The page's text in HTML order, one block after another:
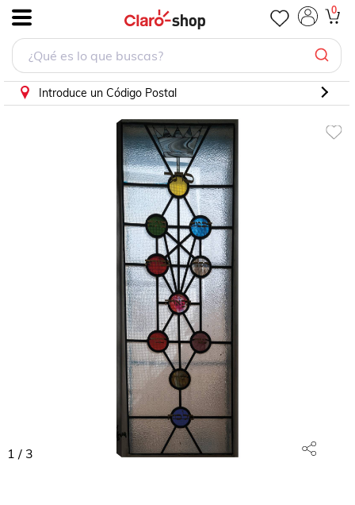
0
Introduce un Código Postal
1 / 3